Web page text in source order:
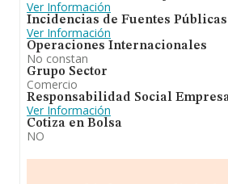
Ver Información
Incidencias de Fuentes Públicas
Ver Información
Operaciones Internacionales
No constan
Grupo Sector
Comercio
Responsabilidad Social
Ver Información
Cotiza en Bolsa
NO